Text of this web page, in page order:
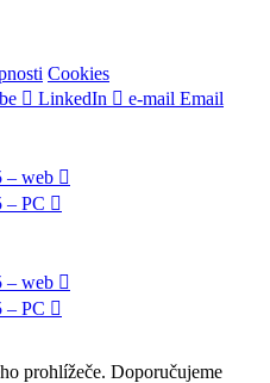
Cookies
LinkedIn e-mail Email
– web
– PC
– web
– PC
prohlížeče. Doporučujeme